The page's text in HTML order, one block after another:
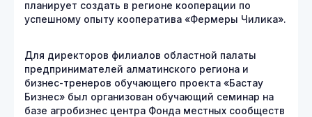
планирует создать в регионе кооперации по
успешному опыту кооператива «Фермеры Чилика».
Для директоров филиалов областной палаты
предпринимателей алматинского региона и
бизнес-тренеров обучающего проекта «Бастау
Бизнес» был организован обучающий семинар на
базе агробизнес центра Фонда местных сообществ